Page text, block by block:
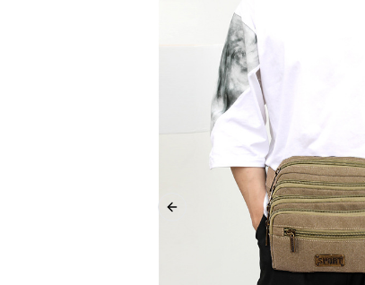
Previous slide